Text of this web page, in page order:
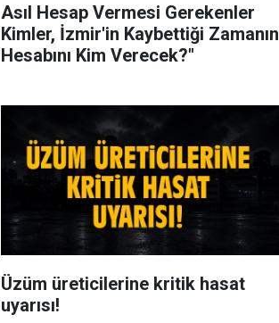
Asıl Hesap Vermesi Gerekenler
Kimler, İzmir'in Kaybettiği Zamanın
Hesabını Kim Verecek?"
Üzüm üreticilerine kritik hasat
uyarısı!